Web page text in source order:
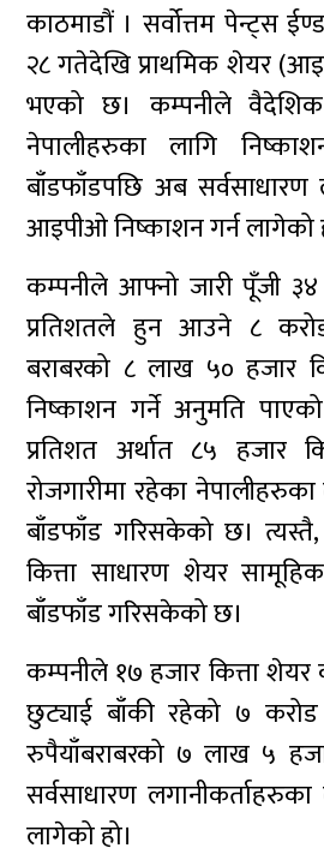
काठमाडौं । सर्वोत्तम पेन्ट्स
२८ गतेदेखि प्राथमिक शेयर
भएको छ। कम्पनीले वैदेशिक
नेपालीहरुका लागि
बाँडफाँडपछि अब सर्वसाधारण
आइपीओ निष्काशन गर्न लागेको
कम्पनीले आफ्नो जारी पूँजी
प्रतिशतले हुन आउने ८
बराबरको ८ लाख ५० हजार
निष्काशन गर्ने अनुमति
प्रतिशत अर्थात ८५ हजार
रोजगारीमा रहेका
बाँडफाँड गरिसकेको छ।
कित्ता साधारण शेयर
बाँडफाँड गरिसकेको छ।
कम्पनीले १७ हजार कित्ता शेयर
छुट्याई बाँकी रहेको ७
रुपैयाँबराबरको ७ लाख ५
सर्वसाधारण
लागेको हो।